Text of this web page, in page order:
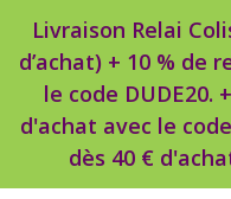
Livraison Relai
d’achat) + 10 % de
le code DUDE20.
d'achat avec le
dès 40 €